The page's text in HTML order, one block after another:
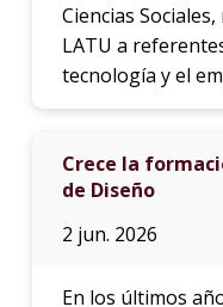
Ciencias
LATU a
tecnología y el
Crece la
de Diseño
2 jun. 2026
En los últimos